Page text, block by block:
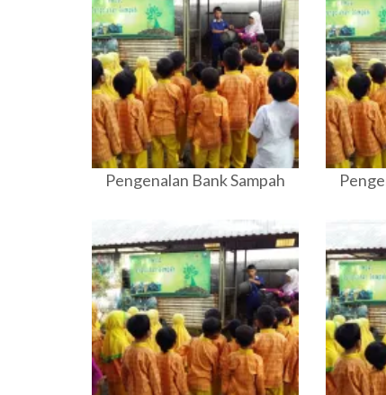
Pengenalan Bank Sampah